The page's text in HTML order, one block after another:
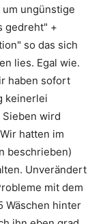
ungünstige
gedreht" +
so das sich
lies. Egal wie.
haben sofort
keinerlei
wird
hatten im
beschrieben)
Unverändert
mit dem
Wäschen hinter